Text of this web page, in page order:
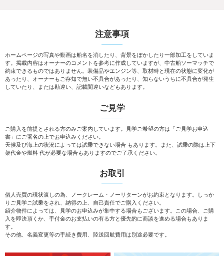
注意事項
ホームページの写真や動画は船名を消したり、背景をぼかしたり一部加工をしていま
す。掲載内容はオーナーのコメントを参考に作成していますが、中古船ソーマッチで
約束できるものではありません。装備品やエンジン等、取材時と現在の状態に変化が
あったり、オーナーもご存知で無い不具合があったり、知らないうちに不具合が発生
していたり、または勘違い、記載間違いなどもあります。
ご見学
ご購入を前提とされる方のみご案内しています。見学ご希望の方は「ご見学お申込
書」にご署名の上でお申込みください。
天候及び海上の状況によっては試乗できない場合 もあります。また、試乗の際は上下
架代金や燃料 代が必要な場合もありますのでご了承ください。
お取引
個人売買の現状渡しの為、ノークレーム・ノーリターンがお約束となります。しっか
りご見学ご試乗をされ、納得の上、自己責任でご購入ください。
紹介物件によっては、見学のお申込みが集中する場合もございます。この場合、ご購
入を即決頂くか、手付金のお支払いの有る方と優先的に商談を進める場合もありま
す。
その他、名義変更等の手続き費用、陸送回航費用は別途必要です。